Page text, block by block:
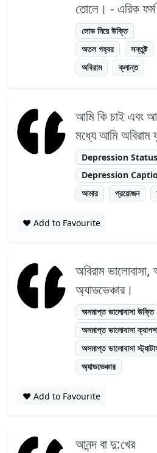
তোলে। - এরিক ফর্ম
লোভ নিয়ে উক্তি
অতল গহ্বর
সন্তুষ্ট
অবিরাম
ক্লান্ত
আমি কি চাই এবং
মধ্যে আমি অবিরাম
Depression Status
Depression
আমার
প্রয়োজন
❤️ Add to Favourite
অবিরাম
অ্যাডভেঞ্চার।
অসমাপ্ত ভালোবাসা উক্তি
অসমাপ্ত ভালোবাসা
অসমাপ্ত ভালোবাসা
অ্যাডভেঞ্চার
❤️ Add to Favourite
আনন্দ বা দু:খের